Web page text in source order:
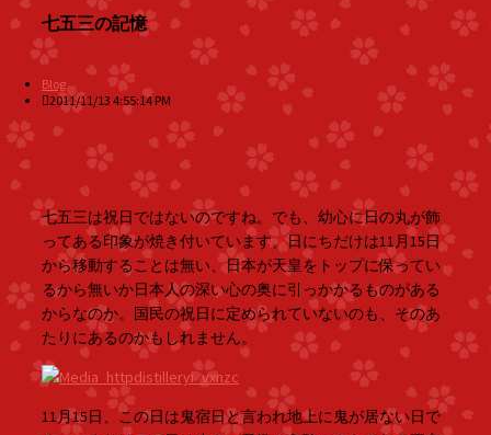
七五三の記憶
Blog
2011/11/13 4:55:14 PM
七五三は祝日ではないのですね。でも、幼心に日の丸が飾
ってある印象が焼き付いています。日にちだけは11月15日
から移動することは無い、日本が天皇をトップに保ってい
るから無いか日本人の深い心の奥に引っかかるものがある
からなのか。国民の祝日に定められていないのも、そのあ
たりにあるのかもしれません。
11月15日、この日は鬼宿日と言われ地上に鬼が居ない日で